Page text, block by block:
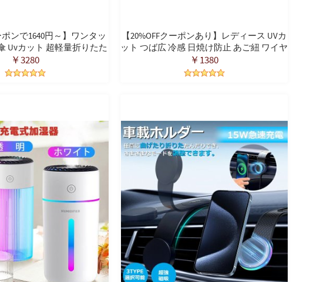
ポンで1640円～】ワンタッ
Uvカット 超軽量折りたた
傘 ワンタッチ自動開閉 超
り畳み日傘 紫外線遮断 耐
携帯便利 メンズ レディー
￥3280
【20%OFFクーポンあり】レディース UVカ
ット つば広 冷感 日焼け防止 あご紐 ワイヤ
ー入り 風で飛ばない 紫外線カット 両面用
レディースハット 折りたたみ 女優帽 スカ
ラハット 春夏 UV帽 軽量 通気 農作業旅行
￥1380